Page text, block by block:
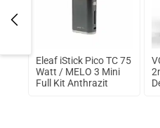
Eleaf iStick Pico TC 75
Watt / MELO 3 Mini
Full Kit Anthrazit